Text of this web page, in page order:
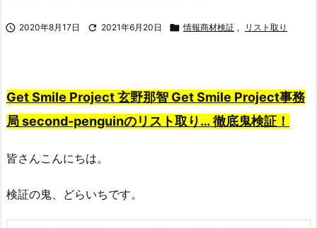
 2020年8月17日  2021年6月20日  情報商材検証 , リスト取り
Get Smile Project 玄野那智 Get Smile Project事務
局 second-penguinのリスト取り…徹底鬼検証！
皆さんこんにちは。
検証の鬼、どらいちです。